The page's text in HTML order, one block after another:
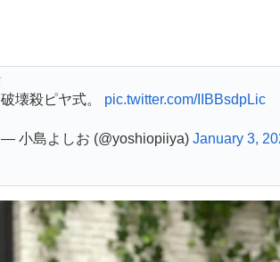
破壊殺ピヤ式。 pic.twitter.com/IIBBsdpLic
— 小島よしお (@yoshiopiiya) January 3,